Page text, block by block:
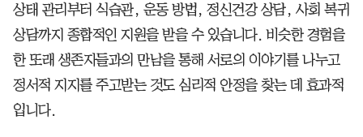
상태 관리부터 식습관, 운동 방법, 정신건강 상담, 사회 복귀
상담까지 종합적인 지원을 받을 수 있습니다. 비슷한 경험을
한 또래 생존자들과의 만남을 통해 서로의 이야기를 나누고
정서적 지지를 주고받는 것도 심리적 안정을 찾는 데 효과적
입니다.